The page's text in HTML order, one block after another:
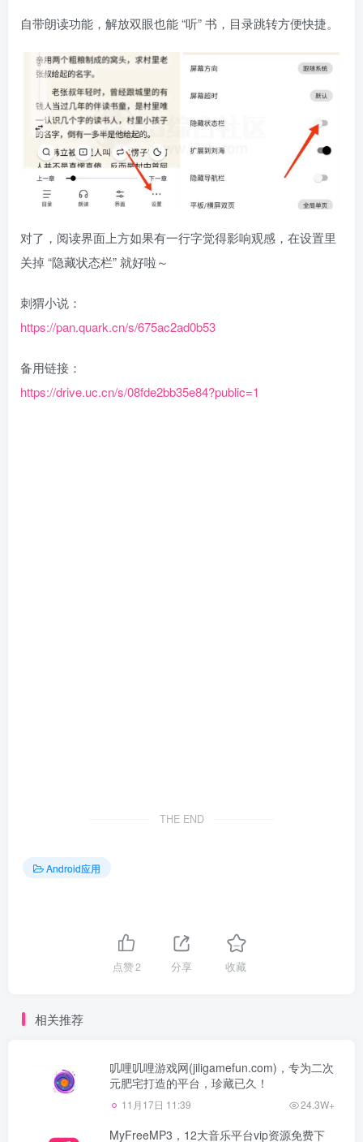
自带朗读功能，解放双眼也能 “听” 书，目录跳转方便快捷。
对了，阅读界面上方如果有一行字觉得影响观感，在设置里
关掉 “隐藏状态栏” 就好啦～
刺猬小说：
https://pan.quark.cn/s/675ac2ad0b53
备用链接：
https://drive.uc.cn/s/08fde2bb35e84?public=1
THE END
Android应用
点赞2 分享 收藏
相关推荐
叽哩叽哩游戏网(jiligamefun.com)，专为二次
元肥宅打造的平台，珍藏已久！
11月17日 11:39 24.3W+
MyFreeMP3，12大音乐平台vip资源免费下